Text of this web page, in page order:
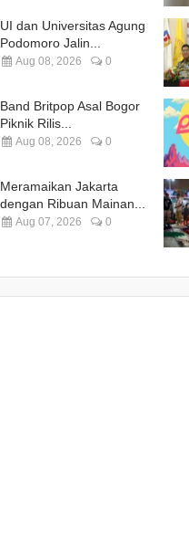
UI dan Universitas Agung
Podomoro Jalin...
Aug 08, 2026 0
Band Britpop Asal Bogor
Piknik Rilis...
Aug 08, 2026 0
Meramaikan Jakarta
dengan Ribuan Mainan...
Aug 07, 2026 0